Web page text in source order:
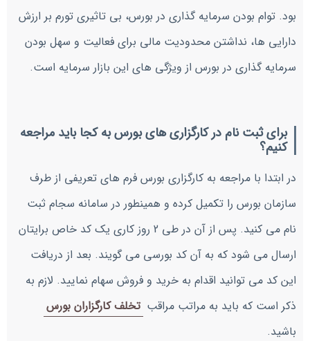
بود. توام بودن سرمایه گذاری در بورس، بی تاثیری تورم بر ارزش
دارایی ها، نداشتن محدودیت مالی برای فعالیت و سهل بودن
سرمایه گذاری در بورس از ویژگی های این بازار سرمایه است.
برای ثبت نام در کارگزاری های بورس به کجا باید مراجعه
کنیم؟
در ابتدا با مراجعه به کارگزاری بورس فرم های تعریفی از طرف
سازمان بورس را تکمیل کرده و همینطور در سامانه سجام ثبت
نام می کنید. پس از آن در طی 2 روز کاری یک کد خاص برایتان
ارسال می شود که به آن کد بورسی می گویند. بعد از دریافت
این کد می توانید اقدام به خرید و فروش سهام نمایید. لازم به
ذکر است که باید به مراتب مراقب تخلف کارگزاران بورس
باشید.